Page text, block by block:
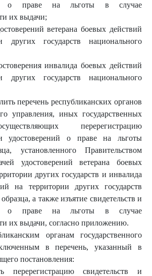
о праве на льготы в случае
их выдачи;
ветерана боевых действий
других государств национального
инвалида боевых действий
других государств национального
перечень республиканских органов
управления, иных государственных
перерегистрацию
и удостоверений о праве на льготы
установленного Правительством
удостоверений ветерана боевых
других государств и инвалида
на территории других государств
а также изъятие свидетельств и
о праве на льготы в случае
их выдачи, согласно приложению.
органам государственного
в перечень, указанный в
постановления:
перерегистрацию свидетельств и